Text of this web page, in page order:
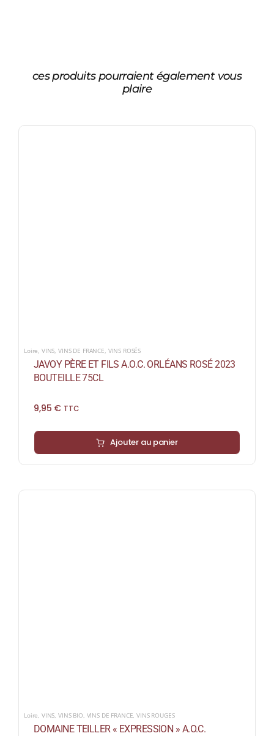
ces produits pourraient également vous
plaire
Loire, VINS,VINS DE FRANCE, VINS ROSÉS
JAVOY PÈRE ET FILS A.O.C. ORLÉANS ROSÉ 2023
BOUTEILLE 75CL
9,95 € TTC
Ajouter au panier
Loire, VINS,VINS BIO, VINS DE FRANCE,VINS ROUGES
DOMAINE TEILLER « EXPRESSION » A.O.C.